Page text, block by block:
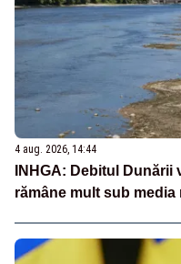
4 aug. 2026, 14:44
INHGA: Debitul Dunării
rămâne mult sub